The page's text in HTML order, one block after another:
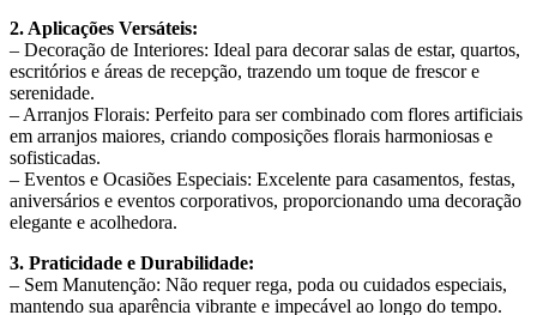
2. Aplicações Versáteis:
– Decoração de Interiores: Ideal para decorar salas de estar, quartos,
escritórios e áreas de recepção, trazendo um toque de frescor e
serenidade.
– Arranjos Florais: Perfeito para ser combinado com flores artificiais
em arranjos maiores, criando composições florais harmoniosas e
sofisticadas.
– Eventos e Ocasiões Especiais: Excelente para casamentos, festas,
aniversários e eventos corporativos, proporcionando uma decoração
elegante e acolhedora.
3. Praticidade e Durabilidade:
– Sem Manutenção: Não requer rega, poda ou cuidados especiais,
mantendo sua aparência vibrante e impecável ao longo do tempo.